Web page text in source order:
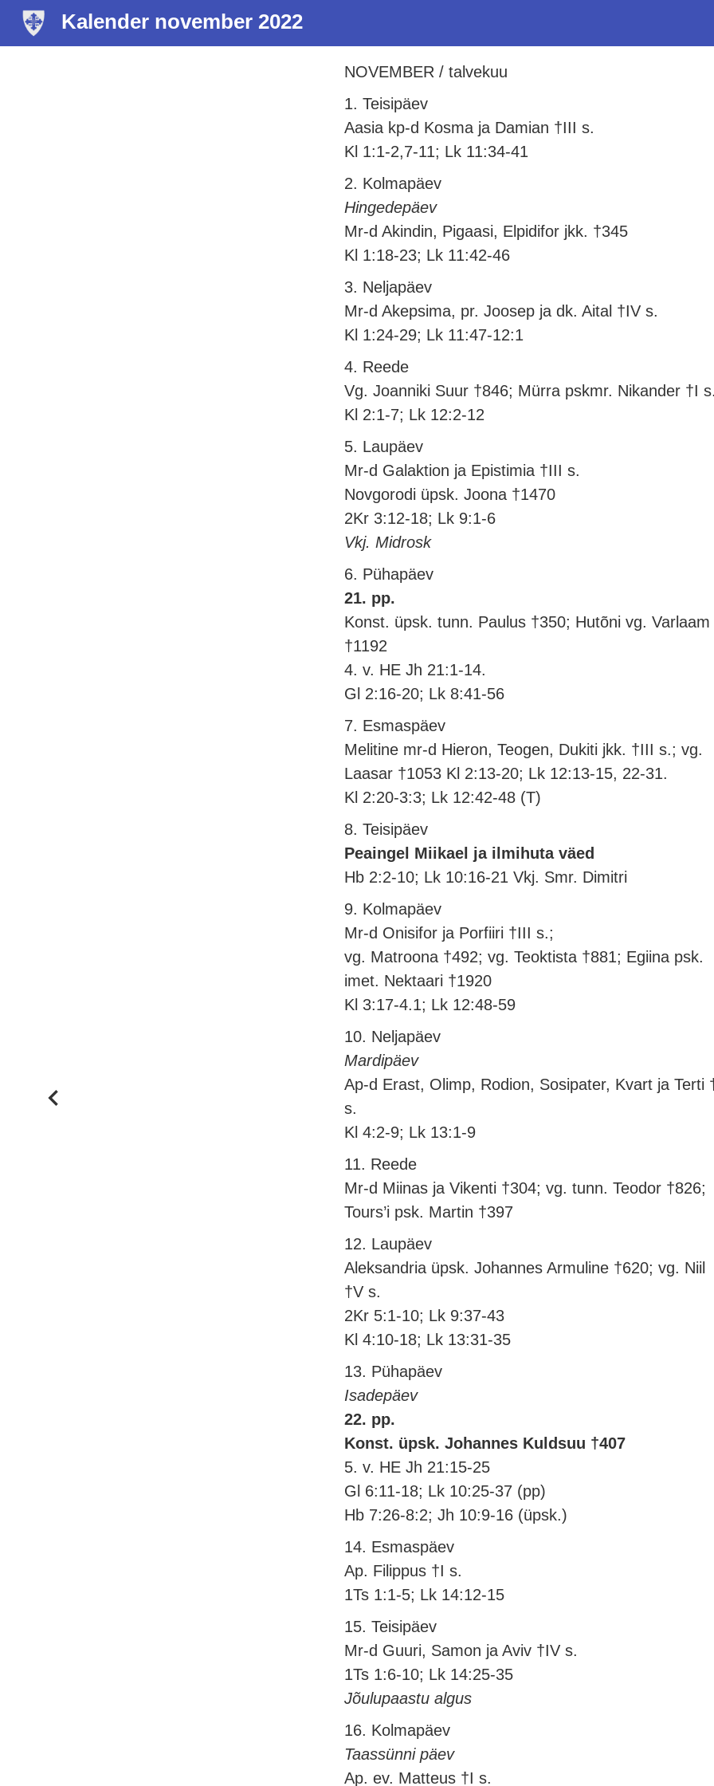
Kalender november 2022
NOVEMBER / talvekuu
1. Teisipäev
Aasia kp-d Kosma ja Damian †III s.
Kl 1:1-2,7-11; Lk 11:34-41
2. Kolmapäev
Hingedepäev
Mr-d Akindin, Pigaasi, Elpidifor jkk. †345
Kl 1:18-23; Lk 11:42-46
3. Neljapäev
Mr-d Akepsima, pr. Joosep ja dk. Aital †IV s.
Kl 1:24-29; Lk 11:47-12:1
4. Reede
Vg. Joanniki Suur †846; Mürra pskmr. Nikander †I
Kl 2:1-7; Lk 12:2-12
5. Laupäev
Mr-d Galaktion ja Epistimia †III s.
Novgorodi üpsk. Joona †1470
2Kr 3:12-18; Lk 9:1-6
Vkj. Midrosk
6. Pühapäev
21. pp.
Konst. üpsk. tunn. Paulus †350; Hutõni vg. Varlaam
†1192
4. v. HE Jh 21:1-14.
Gl 2:16-20; Lk 8:41-56
7. Esmaspäev
Melitine mr-d Hieron, Teogen, Dukiti jkk. †III s.; vg.
Laasar †1053 Kl 2:13-20; Lk 12:13-15, 22-31.
Kl 2:20-3:3; Lk 12:42-48 (T)
8. Teisipäev
Peaingel Miikael ja ilmihuta väed
Hb 2:2-10; Lk 10:16-21 Vkj. Smr. Dimitri
9. Kolmapäev
Mr-d Onisifor ja Porfiiri †III s.;
vg. Matroona †492; vg. Teoktista †881; Egiina psk.
imet. Nektaari †1920
Kl 3:17-4.1; Lk 12:48-59
10. Neljapäev
Mardipäev
Ap-d Erast, Olimp, Rodion, Sosipater, Kvart ja Terti
s.
Kl 4:2-9; Lk 13:1-9
11. Reede
Mr-d Miinas ja Vikenti †304; vg. tunn. Teodor †826;
Tours’i psk. Martin †397
12. Laupäev
Aleksandria üpsk. Johannes Armuline †620; vg. Niil
†V s.
2Kr 5:1-10; Lk 9:37-43
Kl 4:10-18; Lk 13:31-35
13. Pühapäev
Isadepäev
22. pp.
Konst. üpsk. Johannes Kuldsuu †407
5. v. HE Jh 21:15-25
Gl 6:11-18; Lk 10:25-37 (pp)
Hb 7:26-8:2; Jh 10:9-16 (üpsk.)
14. Esmaspäev
Ap. Filippus †I s.
1Ts 1:1-5; Lk 14:12-15
15. Teisipäev
Mr-d Guuri, Samon ja Aviv †IV s.
1Ts 1:6-10; Lk 14:25-35
Jõulupaastu algus
16. Kolmapäev
Taassünni päev
Ap. ev. Matteus †I s.